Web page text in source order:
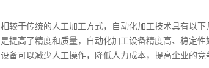
相较于传统的人工加工方式，自动化加工技术具有以
是提高了精度和质量，自动化加工设备精度高、稳定
设备可以减少人工操作，降低人力成本，提高企业的竞